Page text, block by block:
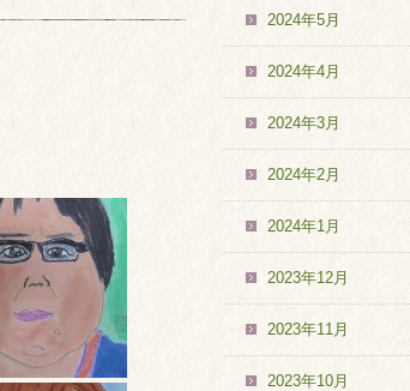
2024年5月
2024年4月
2024年3月
2024年2月
2024年1月
2023年12月
2023年11月
2023年10月